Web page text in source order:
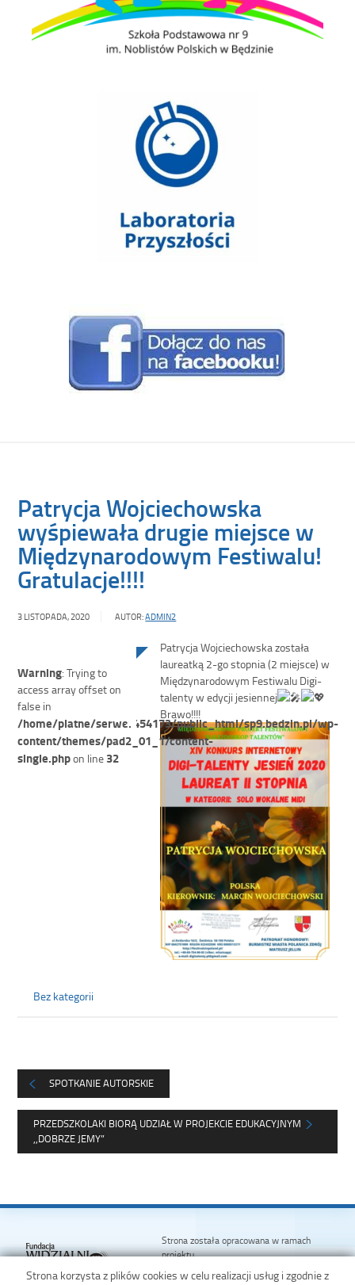
Patrycja Wojciechowska
wyśpiewała drugie miejsce w
Międzynarodowym Festiwalu!
Gratulacje!!!!
3 LISTOPADA, 2020 AUTOR:ADMIN2
Warning: Trying to
access array offset on
false in
/home/platne/serwer454173/public_html/sp9.bedzin.pl/wp-
content/themes/pad2_01_1/content-
single.phpon line 32
Patrycja Wojciechowska została
laureatką 2-go stopnia (2 miejsce) w
Międzynarodowym Festiwalu Digi-
talenty w edycji jesiennej
Brawo!!!!
Bez kategorii
SPOTKANIE AUTORSKIE
PRZEDSZKOLAKI BIORĄ UDZIAŁ W PROJEKCIE EDUKACYJNYM
,,DOBRZE JEMY”
Strona została opracowana w ramach
projektu
Polska Akademia Dostępności
Strona korzysta z plików cookies w celu realizacji usług i zgodnie z